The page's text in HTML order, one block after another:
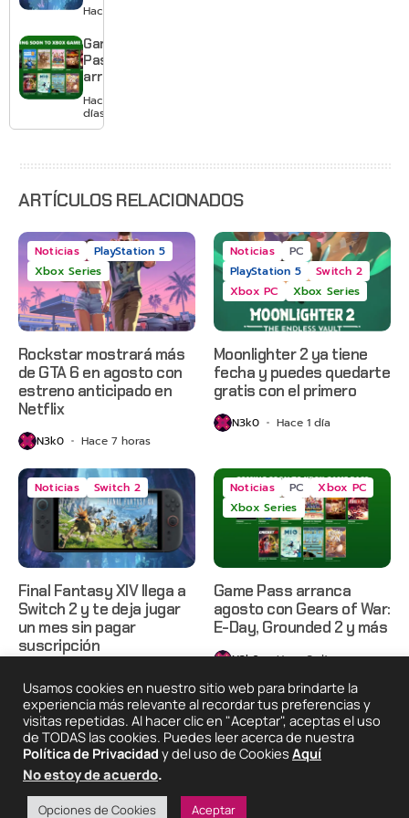
te deja
jugar un
mes sin
pagar
suscripción
Hace 3 días
Game
Pass
arranca
agosto
con
Gears of
2 y más
Hace 3
días
ARTÍCULOS RELACIONADOS
Noticias
PlayStation 5
Xbox Series
Rockstar mostrará más
de GTA 6 en agosto con
estreno anticipado en
Netflix
N3k0 Hace 7 horas
Noticias
PC
PlayStation 5
Switch 2
Xbox PC
Xbox Series
Moonlighter 2 ya tiene
fecha y puedes quedarte
gratis con el primero
N3k0 Hace 1 día
Noticias Switch 2
Final Fantasy XIV llega a
Switch 2 y te deja jugar
un mes sin pagar
suscripción
Noticias PC
Xbox PC
Xbox Series
Game Pass arranca
agosto con Gears of War:
E-Day, Grounded 2 y más
N3k0 Hace 3 días
2025 © Degeneraciónx.com | Anime, Games & Nothing
Else
Quiénes
Somos
Condiciones De
Uso Privacidad
Usamos cookies en nuestro sitio web para brindarte la
experiencia más relevante al recordar tus preferencias y
visitas repetidas. Al hacer clic en "Aceptar", aceptas el uso
de TODAS las cookies. Puedes leer acerca de nuestra
Política de Privacidad y del uso de Cookies Aquí
No estoy de acuerdo.
Opciones de Cookies Aceptar